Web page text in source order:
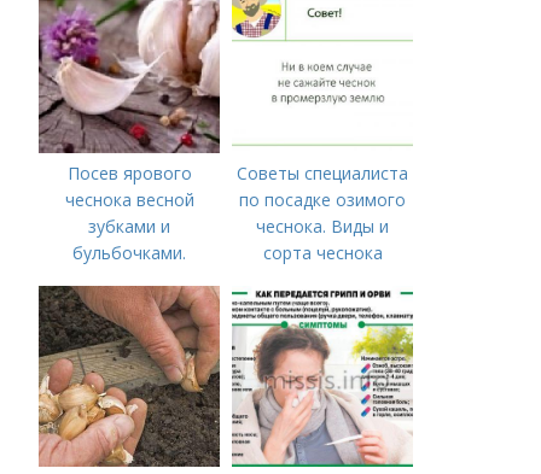
Посев ярового
чеснока весной
зубками и
бульбочками.
посадки озимого
чеснока
Советы специалиста
по посадке озимого
чеснока. Виды и
сорта чеснока